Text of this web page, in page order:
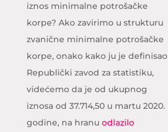
iznos minimalne potrošačke
korpe? Ako zavirimo u strukturu
zvanične minimalne potrošačke
korpe, onako kako ju je definisao
Republički zavod za statistiku,
videćemo da je od ukupnog
iznosa od 37.714,50 u martu 2020.
godine, na hranu odlazilo